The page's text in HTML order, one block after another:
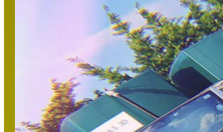
procédé au contrôle de l'écoulement afin de
nous assurer que le problème était réglé. Le
contrôle étant concluant, nous nous
occupons de nettoyer et désinfecter les sols
touchés par le débordement du réseau
d'eaux usées afin d'éliminer les risques
sanitaires ainsi que les odeurs qui peuvent
mettre du temps à disparaitre dans un lieu
clos et peu ventilé comme un parking sous-
terrain. Résultat ? Un client dépanné moins de
2h après nous avoir contactés ! Il est rassuré et